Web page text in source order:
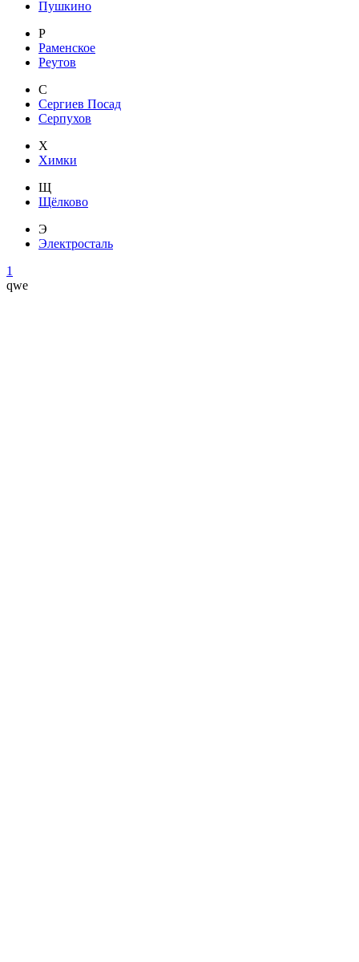
Пушкино
Р
Раменское
Реутов
С
Сергиев Посад
Серпухов
Х
Химки
Щ
Щёлково
Э
Электросталь
1
qwe